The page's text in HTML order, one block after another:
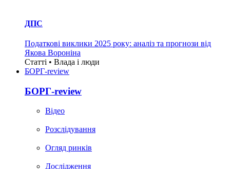
ДПС
Податкові виклики 2025 року: аналіз та прогнози від
Якова Вороніна
Статті • Влада i люди
БОРГ-review
БОРГ-review
Вiдео
Розслідування
Огляд ринків
Дослідження